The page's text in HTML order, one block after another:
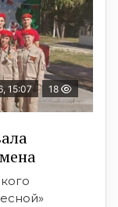
15:07 18